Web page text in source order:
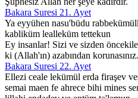
Bakara Suresi 21. Ayet
Ya eyyühen nasu'büdu
kabliküm lealleküm tettekun
Ey insanlar! Sizi ve sizden
ki (Allah'ın) azabından korunasınız.
Bakara Suresi 22. Ayet
Ellezi ceale lekümül erda firaşev
semai maen fe ahrece bihi mines